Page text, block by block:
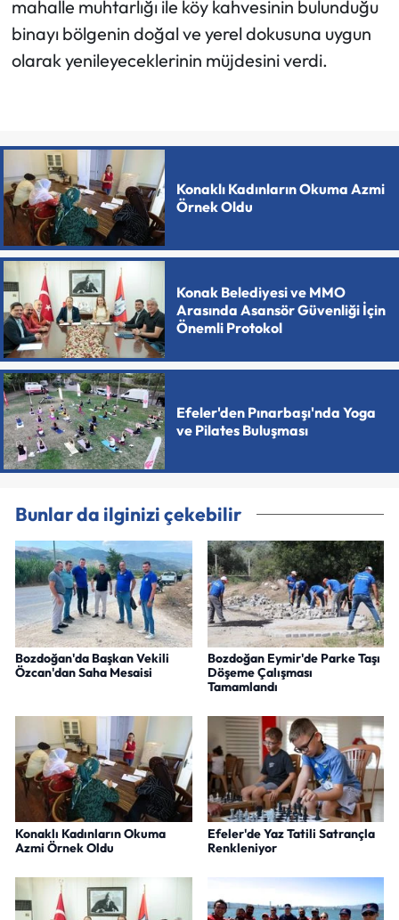
mahalle muhtarlığı ile köy kahvesinin bulunduğu
binayı bölgenin doğal ve yerel dokusuna uygun
olarak yenileyeceklerinin müjdesini verdi.
Konaklı Kadınların Okuma Azmi
Örnek Oldu
Konak Belediyesi ve MMO
Arasında Asansör Güvenliği İçin
Önemli Protokol
Efeler'den Pınarbaşı'nda Yoga
ve Pilates Buluşması
Bunlar da ilginizi çekebilir
Bozdoğan'da Başkan Vekili
Özcan'dan Saha Mesaisi
Bozdoğan Eymir'de Parke Taşı
Döşeme Çalışması
Tamamlandı
Konaklı Kadınların Okuma
Azmi Örnek Oldu
Efeler'de Yaz Tatili Satrançla
Renkleniyor